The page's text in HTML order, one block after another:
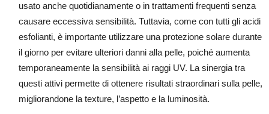
usato anche quotidianamente o in trattamenti frequenti senza
causare eccessiva sensibilità. Tuttavia, come con tutti gli acidi
esfolianti, è importante utilizzare una protezione solare durante
il giorno per evitare ulteriori danni alla pelle, poiché aumenta
temporaneamente la sensibilità ai raggi UV. La sinergia tra
questi attivi permette di ottenere risultati straordinari sulla pelle,
migliorandone la texture, l’aspetto e la luminosità.